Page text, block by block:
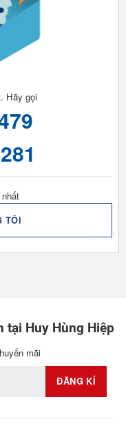
Hãy gọi
TÔI
tại Huy Hùng Hiệp
mãi